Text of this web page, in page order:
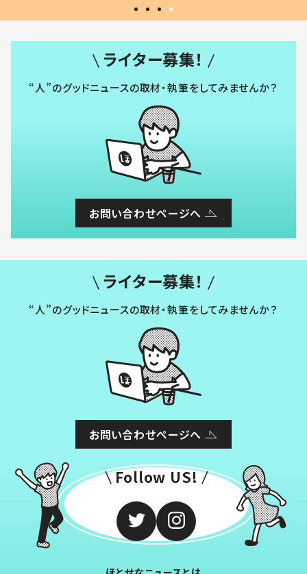
ライター募集！
“人”のグッドニュースの取材・執筆をしてみませんか？
お問い合わせページへ
ライター募集！
“人”のグッドニュースの取材・執筆をしてみませんか？
お問い合わせページへ
Follow US!